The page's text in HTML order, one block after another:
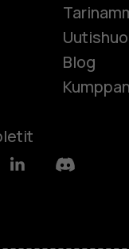
Blog
LinkedinDiscord